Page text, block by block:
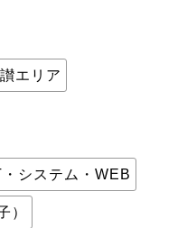
エリア
・システム・WEB
）